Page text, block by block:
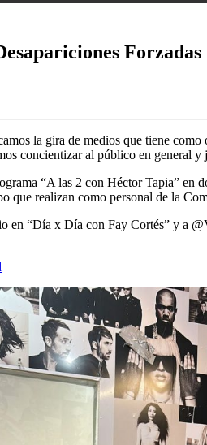
Forzadas
la gira de medios que tiene
concientizar al público en
“A las 2 con Héctor Tapia” en
que realizan como personal de la
en “Día x Día con Fay Cortés” y a